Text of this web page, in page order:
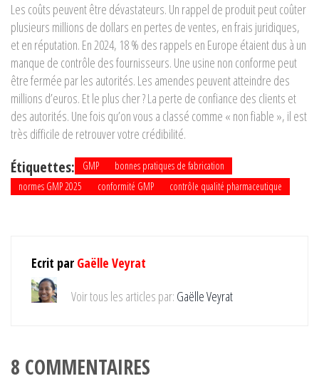
Les coûts peuvent être dévastateurs. Un rappel de produit peut coûter
plusieurs millions de dollars en pertes de ventes, en frais juridiques,
et en réputation. En 2024, 18 % des rappels en Europe étaient dus à un
manque de contrôle des fournisseurs. Une usine non conforme peut
être fermée par les autorités. Les amendes peuvent atteindre des
millions d’euros. Et le plus cher ? La perte de confiance des clients et
des autorités. Une fois qu’on vous a classé comme « non fiable », il est
très difficile de retrouver votre crédibilité.
Étiquettes: GMP
bonnes pratiques de fabrication
normes GMP 2025
conformité GMP contrôle qualité pharmaceutique
Ecrit par Gaëlle Veyrat
Voir tous les articles par: Gaëlle Veyrat
8 COMMENTAIRES